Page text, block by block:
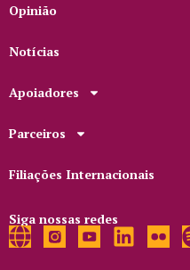
Opinião
Notícias
Apoiadores
Parceiros
Filiações Internacionais
Siga nossas redes